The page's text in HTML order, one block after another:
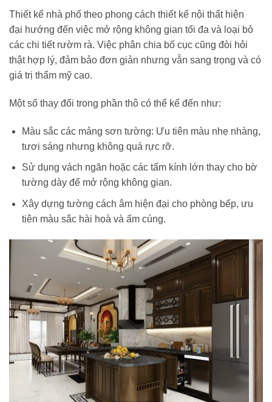
Thiết kế nhà phố theo phong cách thiết kế nội thất hiện
đại hướng đến việc mở rộng không gian tối đa và loại bỏ
các chi tiết rườm rà. Việc phân chia bố cục cũng đòi hỏi
thật hợp lý, đảm bảo đơn giản nhưng vẫn sang trọng và có
giá trị thẩm mỹ cao.
Một số thay đổi trong phần thô có thể kể đến như:
Màu sắc các mảng sơn tường: Ưu tiên màu nhẹ nhàng,
tươi sáng nhưng không quá rực rỡ.
Sử dụng vách ngăn hoặc các tấm kính lớn thay cho bờ
tường dày để mở rộng không gian.
Xây dựng tường cách âm hiện đại cho phòng bếp, ưu
tiên màu sắc hài hoà và ấm cúng.